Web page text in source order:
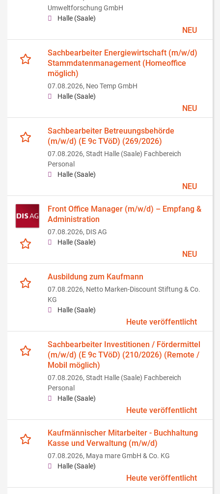
Umweltforschung GmbH
Halle (Saale)
NEU
Sachbearbeiter Energiewirtschaft (m/w/d)
Stammdatenmanagement (Homeoffice
möglich)
07.08.2026, Neo Temp GmbH
Halle (Saale)
NEU
Sachbearbeiter Betreuungsbehörde
(m/w/d) (E 9c TVöD) (269/2026)
07.08.2026, Stadt Halle (Saale) Fachbereich
Personal
Halle (Saale)
NEU
Front Office Manager (m/w/d) – Empfang &
Administration
07.08.2026, DIS AG
Halle (Saale)
NEU
Ausbildung zum Kaufmann
07.08.2026, Netto Marken-Discount Stiftung & Co.
KG
Halle (Saale)
Heute veröffentlicht
Sachbearbeiter Investitionen / Fördermittel
(m/w/d) (E 9c TVöD) (210/2026) (Remote /
Mobil möglich)
07.08.2026, Stadt Halle (Saale) Fachbereich
Personal
Halle (Saale)
Heute veröffentlicht
Kaufmännischer Mitarbeiter - Buchhaltung
Kasse und Verwaltung (m/w/d)
07.08.2026, Maya mare GmbH & Co. KG
Halle (Saale)
Heute veröffentlicht